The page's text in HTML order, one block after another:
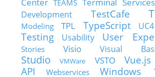
TEAMS
Development
TestCafe
Modeling
TPL TypeScript UC4
Testing
Usability User
Stories
Visio Visual
Studio
VMWare VSTO Vue.js
API
Webservices Windows